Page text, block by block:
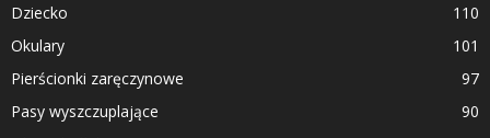
Dziecko
110
Okulary
101
Pierścionki zaręczynowe
97
Pasy wyszczuplające
90